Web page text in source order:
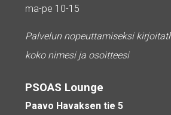
ma-pe 10-15
Palvelun nopeuttamiseksi
koko nimesi ja osoitteesi
PSOAS Lounge
Paavo Havaksen tie 5